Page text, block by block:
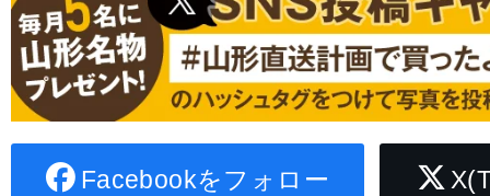
Facebookをフォロー